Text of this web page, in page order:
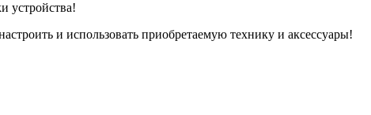
устройства!
и использовать приобретаемую технику и аксессуары!